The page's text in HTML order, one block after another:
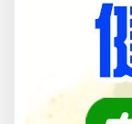
居家收納
文具禮品